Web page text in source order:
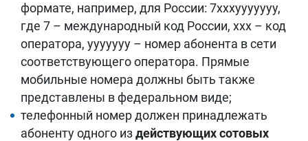
формате, например, для России: 7xxxyyyyyyy,
где 7 – международный код России, xxx – код
оператора, yyyyyyy – номер абонента в сети
соответствующего оператора. Прямые
мобильные номера должны быть также
представлены в федеральном виде;
телефонный номер должен принадлежать
абоненту одного издействующих сотовых